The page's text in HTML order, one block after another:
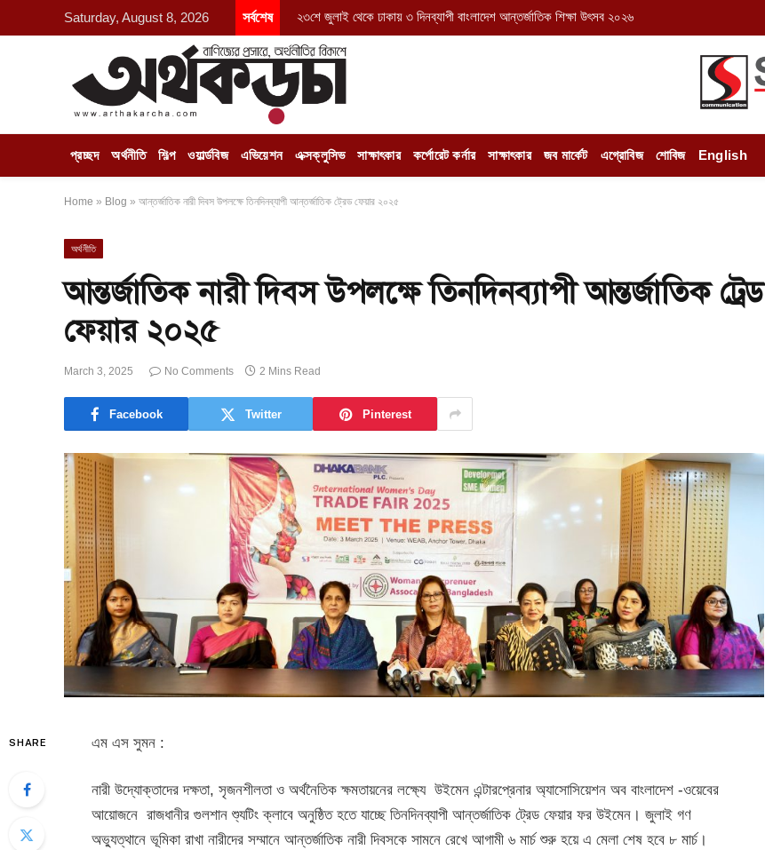
Saturday, August 8, 2026 সর্বশেষ ২৩শে জুলাই থেকে ঢাকায় ৩ দিনব্যাপী বাংলাদেশ আন্তর্জাতিক শিক্ষা উৎসব ২০২৬
প্রচ্ছদ অর্থনীতি শিল্প ওয়ার্ল্ডবিজ এভিয়েশন এক্সক্লুসিভ সাক্ষাৎকার কর্পোরেট কর্নার সাক্ষাৎকার জব মার্কেট এগ্রোবিজ শোবিজ English
Home » Blog » আন্তর্জাতিক নারী দিবস উপলক্ষে তিনদিনব্যাপী আন্তর্জাতিক ট্রেড ফেয়ার ২০২৫
অর্থনীতি
আন্তর্জাতিক নারী দিবস উপলক্ষে তিনদিনব্যাপী আন্তর্জাতিক ট্রেড
ফেয়ার ২০২৫
March 3, 2025 No Comments 2 Mins Read
Facebook Twitter Pinterest
SHARE এম এস সুমন :
নারী উদ্যোক্তাদের দক্ষতা, সৃজনশীলতা ও অর্থনৈতিক ক্ষমতায়নের লক্ষ্যে উইমেন এন্টারপ্রেনার অ্যাসোসিয়েশন অব বাংলাদেশ -ওয়েবের
আয়োজনে রাজধানীর গুলশান শ্যুটিং ক্লাবে অনুষ্ঠিত হতে যাচ্ছে তিনদিনব্যাপী আন্তর্জাতিক ট্রেড ফেয়ার ফর উইমেন। জুলাই গণ
অভ্যুত্থানে ভূমিকা রাখা নারীদের সম্মানে আন্তর্জাতিক নারী দিবসকে সামনে রেখে আগামী ৬ মার্চ শুরু হয়ে এ মেলা শেষ হবে ৮ মার্চ।